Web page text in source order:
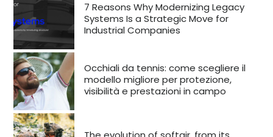
7 Reasons Why Modernizing Legacy
Systems Is a Strategic Move for
Industrial Companies
Occhiali da tennis: come scegliere il
modello migliore per protezione,
visibilità e prestazioni in campo